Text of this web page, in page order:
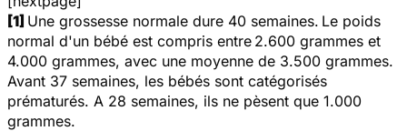
[1] Une grossesse normale dure 40 semaines. Le poids
normal d'un bébé est compris entre 2.600 grammes et
4.000 grammes, avec une moyenne de 3.500 grammes.
Avant 37 semaines, les bébés sont catégorisés
prématurés. A 28 semaines, ils ne pèsent que 1.000
grammes.